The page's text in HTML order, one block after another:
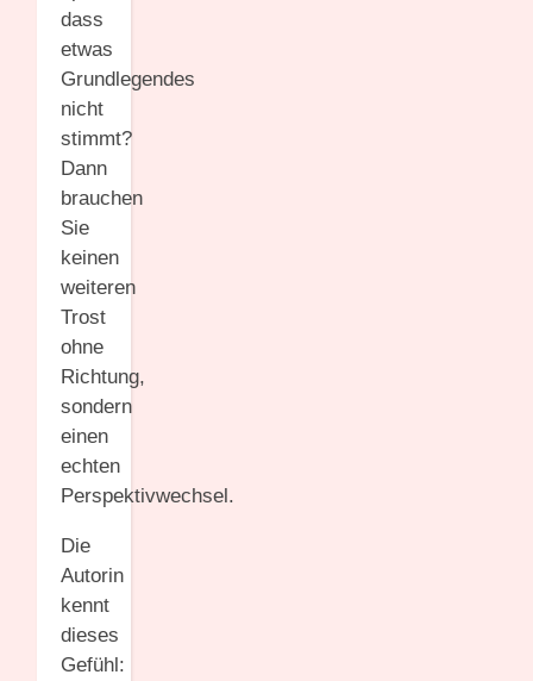
dass
etwas
Grundlegendes
nicht
stimmt?
Dann
brauchen
Sie
keinen
weiteren
Trost
ohne
Richtung,
sondern
einen
echten
Perspektivwechsel.
Die
Autorin
kennt
dieses
Gefühl: